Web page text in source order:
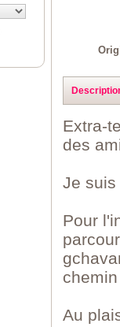
Extra-
des
Je suis
Pour
Au